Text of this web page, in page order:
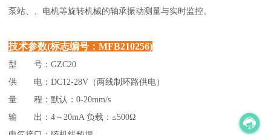
泵站、、电机等旋转机械的轴承振动测量与实时监控。
技术参数(标志编号：MFB210256)
型 号：GZC20
供 电：DC12-28V（两线制环路供电）
量 程：默认：0-20mm/s
输 出：4～20mA 负载：≤500Ω